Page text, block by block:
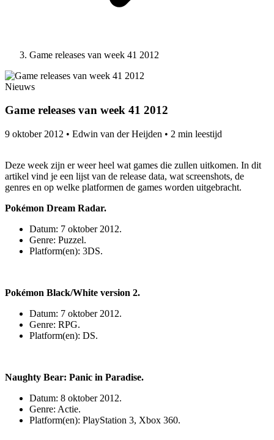
Game releases van week 41 2012
Nieuws
Game releases van week 41 2012
9 oktober 2012 • Edwin van der Heijden • 2 min leestijd
Deze week zijn er weer heel wat games die zullen uitkomen. In dit
artikel vind je een lijst van de release data, wat screenshots, de
genres en op welke platformen de games worden uitgebracht.
Pokémon Dream Radar.
Datum: 7 oktober 2012.
Genre: Puzzel.
Platform(en): 3DS.
Pokémon Black/White version 2.
Datum: 7 oktober 2012.
Genre: RPG.
Platform(en): DS.
Naughty Bear: Panic in Paradise.
Datum: 8 oktober 2012.
Genre: Actie.
Platform(en): PlayStation 3, Xbox 360.